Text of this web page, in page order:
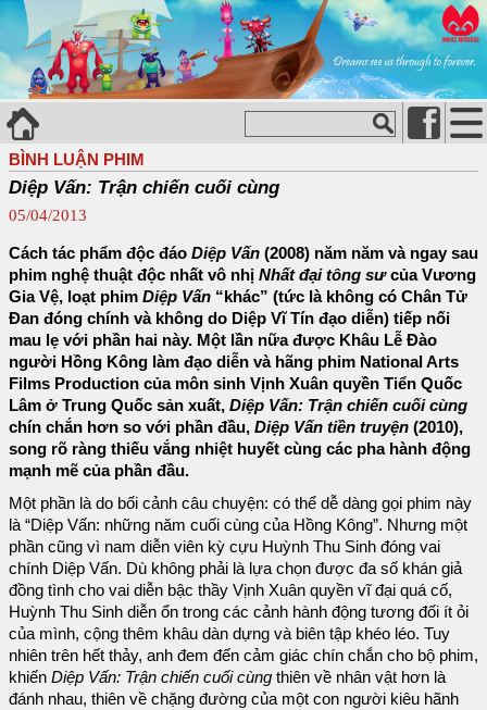
BÌNH LUẬN PHIM
Diệp Vấn: Trận chiến cuối cùng
05/04/2013
Cách tác phẩm độc đáo Diệp Vấn (2008) năm năm và ngay sau
phim nghệ thuật độc nhất vô nhị Nhất đại tông sưcủa Vương
Gia Vệ, loạt phim Diệp Vấn “khác” (tức là không có Chân Tử
Đan đóng chính và không do Diệp Vĩ Tín đạo diễn) tiếp nối
mau lẹ với phần hai này. Một lần nữa được Khâu Lễ Đào
người Hồng Kông làm đạo diễn và hãng phim National Arts
Films Production của môn sinh Vịnh Xuân quyền Tiển Quốc
Lâm ở Trung Quốc sản xuất, Diệp Vấn: Trận chiến cuối cùng
chín chắn hơn so với phần đầu, Diệp Vấn tiền truyện (2010),
song rõ ràng thiếu vắng nhiệt huyết cùng các pha hành động
mạnh mẽ của phần đầu.
Một phần là do bối cảnh câu chuyện: có thể dễ dàng gọi phim này
là “Diệp Vấn: những năm cuối cùng của Hồng Kông”. Nhưng một
phần cũng vì nam diễn viên kỳ cựu Huỳnh Thu Sinh đóng vai
chính Diệp Vấn. Dù không phải là lựa chọn được đa số khán giả
đồng tình cho vai diễn bậc thầy Vịnh Xuân quyền vĩ đại quá cố,
Huỳnh Thu Sinh diễn ổn trong các cảnh hành động tương đối ít ỏi
của mình, cộng thêm khâu dàn dựng và biên tập khéo léo. Tuy
nhiên trên hết thảy, anh đem đến cảm giác chín chắn cho bộ phim,
khiến Diệp Vấn: Trận chiến cuối cùng thiên về nhân vật hơn là
đánh nhau, thiên về chặng đường của một con người kiêu hãnh